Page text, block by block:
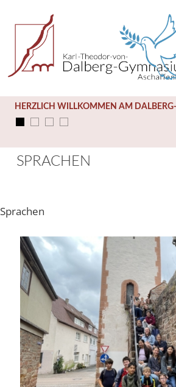
HERZLICH WILLKOMMEN AM
SPRACHEN
Sprachen